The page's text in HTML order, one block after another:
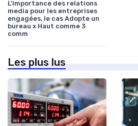
L’importance des relations
media pour les entreprises
engagées, le cas Adopte un
bureau x Haut comme 3
comm
Les plus lus